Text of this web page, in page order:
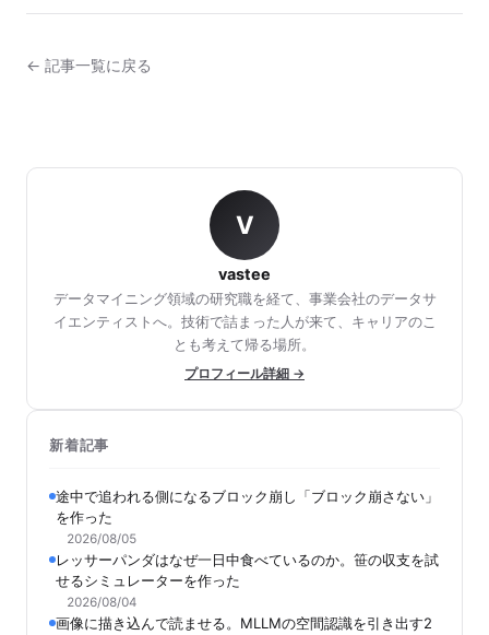
← 記事一覧に戻る
V
vastee
データマイニング領域の研究職を経て、事業会社のデータサ
イエンティストへ。技術で詰まった人が来て、キャリアのこ
とも考えて帰る場所。
プロフィール詳細 →
新着記事
途中で追われる側になるブロック崩し「ブロック崩さない」
を作った
2026/08/05
レッサーパンダはなぜ一日中食べているのか。笹の収支を試
せるシミュレーターを作った
2026/08/04
画像に描き込んで読ませる。MLLMの空間認識を引き出す2